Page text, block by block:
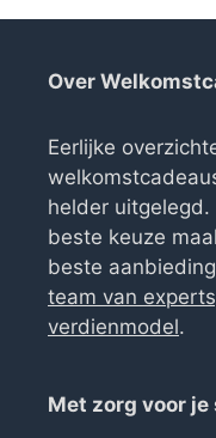
Over
Eerlijke
helder
beste keuze
beste
team van
verdienmodel.
Met zorg voor